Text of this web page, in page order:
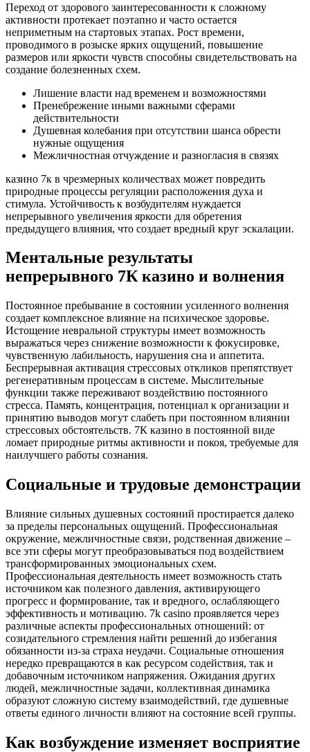
Переход от здорового заинтересованности к сложному
активности протекает поэтапно и часто остается
неприметным на стартовых этапах. Рост времени,
проводимого в розыске ярких ощущений, повышение
размеров или яркости чувств способны свидетельствовать на
создание болезненных схем.
Лишение власти над временем и возможностями
Пренебрежение иными важными сферами
действительности
Душевная колебания при отсутствии шанса обрести
нужные ощущения
Межличностная отчуждение и разногласия в связях
казино 7к в чрезмерных количествах может повредить
природные процессы регуляции расположения духа и
стимула. Устойчивость к возбудителям нуждается
непрерывного увеличения яркости для обретения
предыдущего влияния, что создает вредный круг эскалации.
Ментальные результаты
непрерывного 7К казино и волнения
Постоянное пребывание в состоянии усиленного волнения
создает комплексное влияние на психическое здоровье.
Истощение невральной структуры имеет возможность
выражаться через снижение возможности к фокусировке,
чувственную лабильность, нарушения сна и аппетита.
Беспрерывная активация стрессовых откликов препятствует
регенеративным процессам в системе. Мыслительные
функции также переживают воздействию постоянного
стресса. Память, концентрация, потенциал к организации и
принятию выводов могут слабеть при постоянном влиянии
стрессовых обстоятельств. 7К казино в постоянной виде
ломает природные ритмы активности и покоя, требуемые для
наилучшего работы сознания.
Социальные и трудовые демонстрации
Влияние сильных душевных состояний простирается далеко
за пределы персональных ощущений. Профессиональная
окружение, межличностные связи, родственная движение –
все эти сферы могут преобразовываться под воздействием
трансформированных эмоциональных схем.
Профессиональная деятельность имеет возможность стать
источником как полезного давления, активирующего
прогресс и формирование, так и вредного, ослабляющего
эффективность и мотивацию. 7k casino проявляется через
различные аспекты профессиональных отношений: от
созидательного стремления найти решений до избегания
обязанности из-за страха неудачи. Социальные отношения
нередко превращаются в как ресурсом содействия, так и
добавочным источником напряжения. Ожидания других
людей, межличностные задачи, коллективная динамика
образуют сложную систему взаимодействий, где душевные
ответы единого личности влияют на состояние всей группы.
Как возбуждение изменяет восприятие